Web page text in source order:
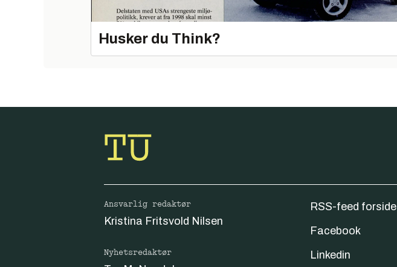
Husker du Think?
Ansvarlig redaktør
Kristina Fritsvold Nilsen
Nyhetsredaktør
RSS-feed forside
Facebook
Linkedin